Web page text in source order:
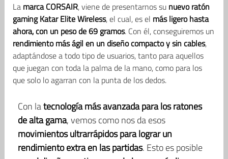
La marca CORSAIR, viene de presentarnos su nuevo ratón
gaming Katar Elite Wireless, el cual, es el más ligero hasta
ahora, con un peso de 69 gramos. Con él, conseguiremos un
rendimiento más ágil en un diseño compacto y sin cables,
adaptándose a todo tipo de usuarios, tanto para aquellos
que juegan con toda la palma de la mano, como para los
que solo lo agarran con la punta de los dedos.
Con latecnología más avanzada para los ratones
de alta gama, vemos como nos da esos
movimientos ultrarrápidos para lograr un
rendimiento extra en las partidas. Esto es posible